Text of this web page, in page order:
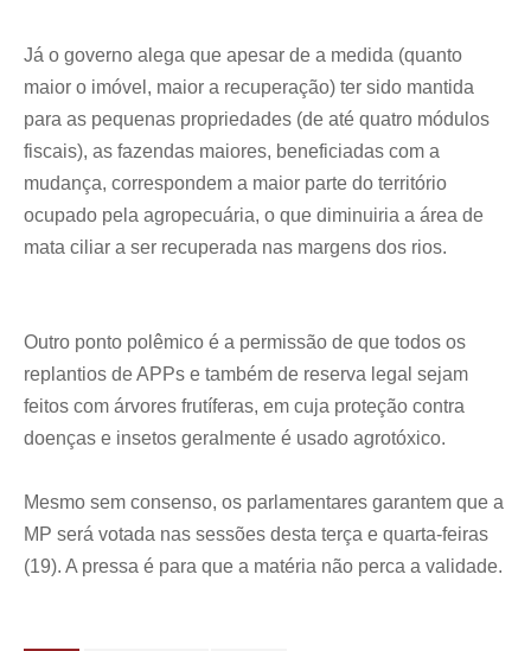
Já o governo alega que apesar de a medida (quanto
maior o imóvel, maior a recuperação) ter sido mantida
para as pequenas propriedades (de até quatro módulos
fiscais), as fazendas maiores, beneficiadas com a
mudança, correspondem a maior parte do território
ocupado pela agropecuária, o que diminuiria a área de
mata ciliar a ser recuperada nas margens dos rios.
Outro ponto polêmico é a permissão de que todos os
replantios de APPs e também de reserva legal sejam
feitos com árvores frutíferas, em cuja proteção contra
doenças e insetos geralmente é usado agrotóxico.
Mesmo sem consenso, os parlamentares garantem que a
MP será votada nas sessões desta terça e quarta-feiras
(19). A pressa é para que a matéria não perca a validade.